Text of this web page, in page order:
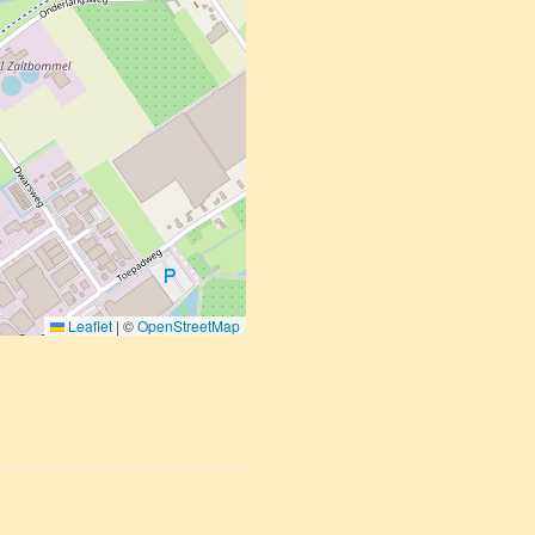
Leaflet | ©OpenStreetMap